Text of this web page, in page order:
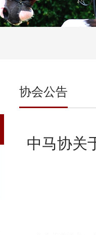
协会公告
中马协关